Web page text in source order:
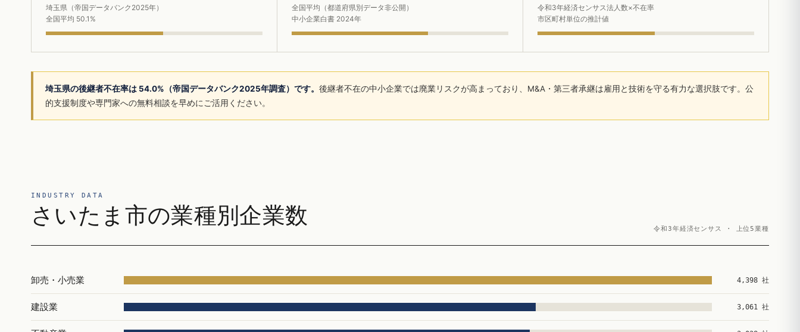
埼玉県（帝国データバンク2025年）
全国平均 50.1%
全国平均（都道府県別データ非公開）
中小企業白書 2024年
令和3年経済センサス法人数×不在率
市区町村単位の推計値
埼玉県の後継者不在率は 54.0%（帝国データバンク2025年調査）です。 後継者不在の中小企業では廃業リスクが高まっており、M&A・第三者承継は雇用と技術を守る有力な選択肢です。公
的支援制度や専門家への無料相談を早めにご活用ください。
INDUSTRY DATA
さいたま市の業種別企業数
令和3年経済センサス · 上位5業種
卸売・小売業 4,398 社
建設業 3,061 社